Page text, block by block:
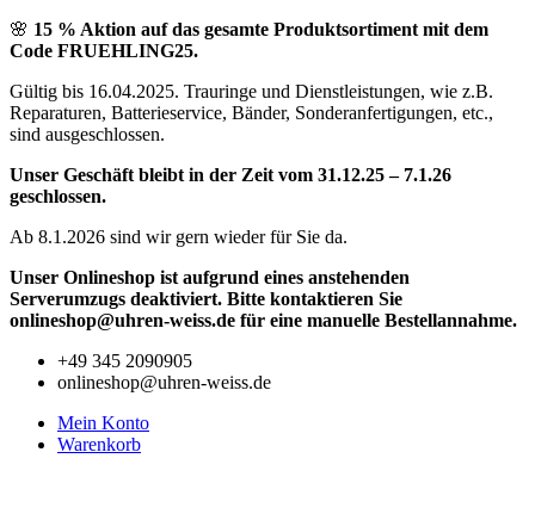
Zum
Inhalt
🌸 15 % Aktion auf das gesamte Produktsortiment mit dem
Code FRUEHLING25.
Gültig bis 16.04.2025. Trauringe und Dienstleistungen, wie z.B.
Reparaturen, Batterieservice, Bänder, Sonderanfertigungen, etc.,
sind ausgeschlossen.
Unser Geschäft bleibt in der Zeit vom 31.12.25 – 7.1.26
geschlossen.
Ab 8.1.2026 sind wir gern wieder für Sie da.
Unser Onlineshop ist aufgrund eines anstehenden
Serverumzugs deaktiviert. Bitte kontaktieren Sie
onlineshop@uhren-weiss.de für eine manuelle Bestellannahme.
+49 345 2090905
onlineshop@uhren-weiss.de
Mein Konto
Warenkorb